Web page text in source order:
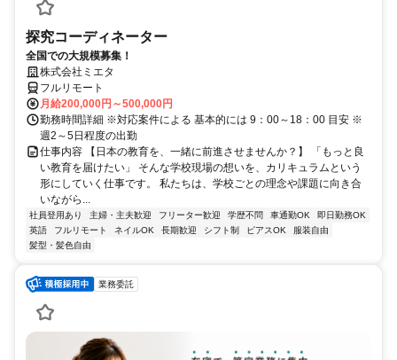
探究コーディネーター
全国での大規模募集！
株式会社ミエタ
フルリモート
月給200,000円～500,000円
勤務時間詳細 ※対応案件による 基本的には 9：00～18：00 目安 ※
週2～5日程度の出勤
仕事内容 【日本の教育を、一緒に前進させませんか？】 「もっと良
い教育を届けたい」 そんな学校現場の想いを、カリキュラムという
形にしていく仕事です。 私たちは、学校ごとの理念や課題に向き合
いながら...
社員登用あり 主婦・主夫歓迎 フリーター歓迎 学歴不問 車通勤OK
即日勤務OK
英語
フルリモート ネイルOK 長期歓迎 シフト制 ピアスOK
服装自由
髪型・髪色自由
業務委託